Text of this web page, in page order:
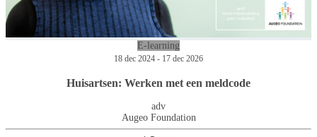
E-learning
18 dec 2024 - 17 dec 2026
Huisartsen: Werken met een meldcode
adv
Augeo Foundation